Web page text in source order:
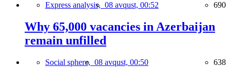
Express analysis, 08 avqust, 00:52 690
Why 65,000 vacancies in Azerbaijan
remain unfilled
Social sphere, 08 avqust, 00:50 638